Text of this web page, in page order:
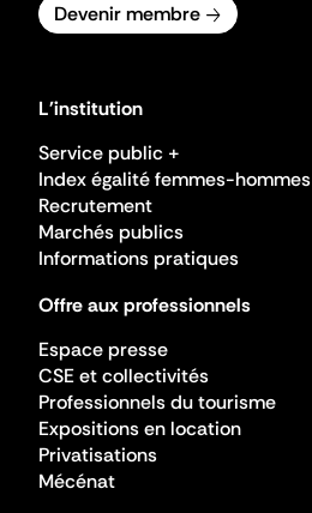
Devenir membre
L'institution
Service public +
Index égalité femmes-hommes
Recrutement
Marchés publics
Informations pratiques
Offre aux professionnels
Espace presse
CSE et collectivités
Professionnels du tourisme
Expositions en location
Privatisations
Mécénat